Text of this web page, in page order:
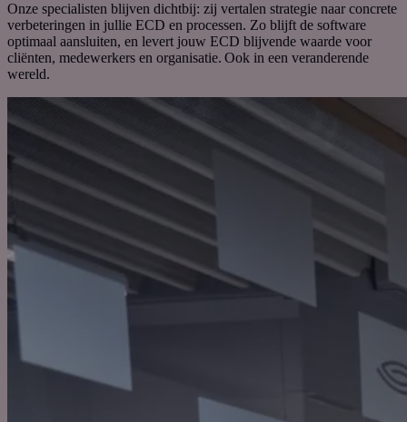
Onze specialisten blijven dichtbij: zij vertalen strategie naar concrete
verbeteringen in jullie ECD en processen. Zo blijft de software
optimaal aansluiten, en levert jouw ECD blijvende waarde voor
cliënten, medewerkers en organisatie. Ook in een veranderende
wereld.